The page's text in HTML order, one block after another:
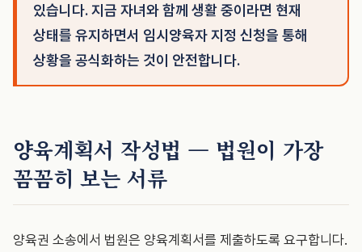
있습니다. 지금 자녀와 함께 생활 중이라면 현재
상태를 유지하면서 임시양육자 지정 신청을 통해
상황을 공식화하는 것이 안전합니다.
양육계획서 작성법 — 법원이 가장
꼼꼼히 보는 서류
양육권 소송에서 법원은 양육계획서를 제출하도록 요구합니다.